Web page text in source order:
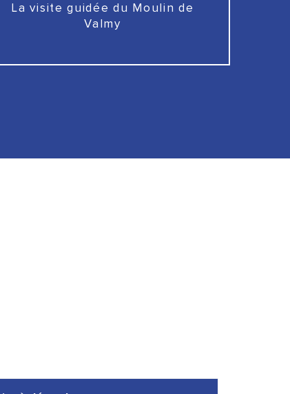
La visite guidée du Moulin de
Valmy